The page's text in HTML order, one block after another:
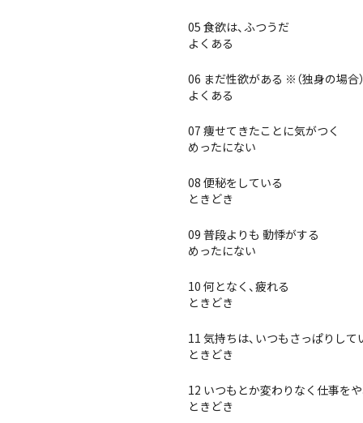
05 食欲は、ふつうだ
よくある
06 まだ性欲がある ※（独身の場合
よくある
07 痩せてきたことに気がつく
めったにない
08 便秘をしている
ときどき
09 普段よりも 動悸がする
めったにない
10 何となく、疲れる
ときどき
11 気持ちは、いつもさっぱりして
ときどき
12 いつもとか変わりなく仕事を
ときどき